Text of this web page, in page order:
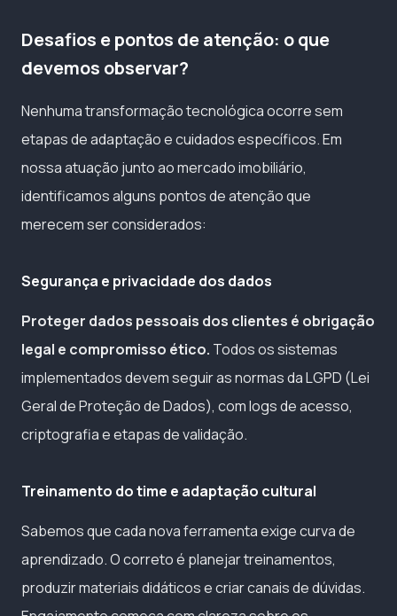
Desafios e pontos de atenção: o que
devemos observar?
Nenhuma transformação tecnológica ocorre sem
etapas de adaptação e cuidados específicos. Em
nossa atuação junto ao mercado imobiliário,
identificamos alguns pontos de atenção que
merecem ser considerados:
Segurança e privacidade dos dados
Proteger dados pessoais dos clientes é obrigação
legal e compromisso ético. Todos os sistemas
implementados devem seguir as normas da LGPD (Lei
Geral de Proteção de Dados), com logs de acesso,
criptografia e etapas de validação.
Treinamento do time e adaptação cultural
Sabemos que cada nova ferramenta exige curva de
aprendizado. O correto é planejar treinamentos,
produzir materiais didáticos e criar canais de dúvidas.